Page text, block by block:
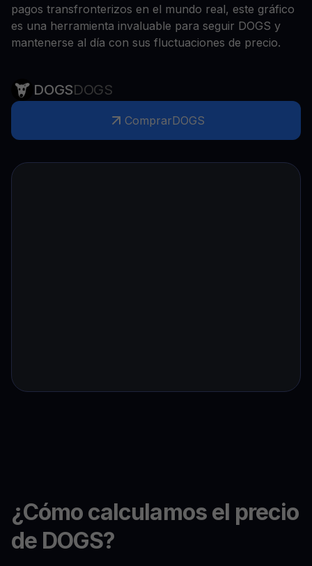
pagos transfronterizos en el mundo real, este gráfico
es una herramienta invaluable para seguir DOGS y
mantenerse al día con sus fluctuaciones de precio.
DOGSDOGS
ComprarDOGS
¿Cómo calculamos el precio
de DOGS?